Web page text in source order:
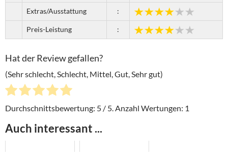
Extras/Ausstattung :
Preis-Leistung :
Hat der Review gefallen?
(Sehr schlecht, Schlecht, Mittel, Gut, Sehr gut)
Durchschnittsbewertung: 5 / 5. Anzahl Wertungen: 1
Auch interessant ...